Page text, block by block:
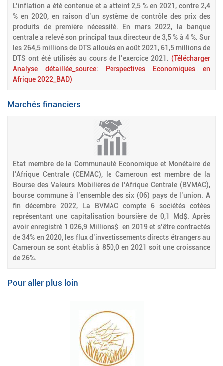
L’inflation a été contenue et a atteint 2,5 % en 2021, contre 2,4
% en 2020, en raison d’un système de contrôle des prix des
produits de première nécessité. En mars 2022, la banque
centrale a relevé son principal taux directeur de 3,5 % à 4 %. Sur
les 264,5 millions de DTS alloués en août 2021, 61,5 millions de
DTS ont été utilisés au cours de l’exercice 2021. (Télécharger
Analyse détaillée_source: Perspectives Economiques en
Afrique 2022_BAD)
Marchés financiers
Etat membre de la Communauté Economique et Monétaire de
l’Afrique Centrale (CEMAC), le Cameroun est membre de la
Bourse des Valeurs Mobilières de l’Afrique Centrale (BVMAC),
bourse commune à l’ensemble des six (06) pays de l’union. A
fin décembre 2022, La BVMAC compte 6 sociétés cotées
représentant une capitalisation boursière de 0,1 Md$. Après
avoir enregistré 1 026,9 Millions$ en 2019 et s’être contractés
de 34% en 2020, les flux d’investissements directs étrangers au
Cameroun se sont établis à 850,0 en 2021 soit une croissance
de 26%.
Pour aller plus loin